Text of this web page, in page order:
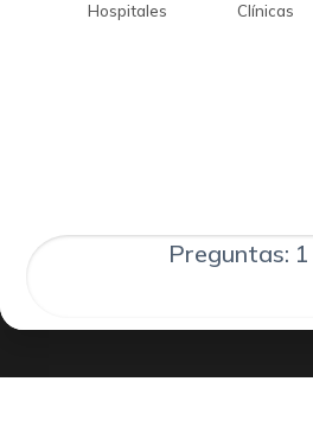
Hospitales Clínicas
Preguntas: